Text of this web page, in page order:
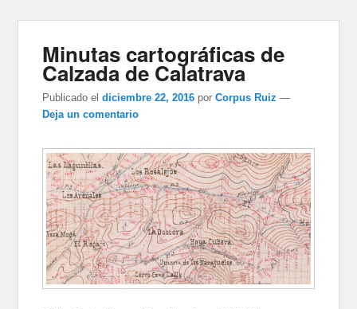
Minutas cartográficas de
Calzada de Calatrava
Publicado el diciembre 22, 2016 porCorpus Ruiz —
Deja un comentario